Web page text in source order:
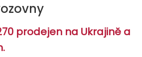
prodejen na Ukrajině a